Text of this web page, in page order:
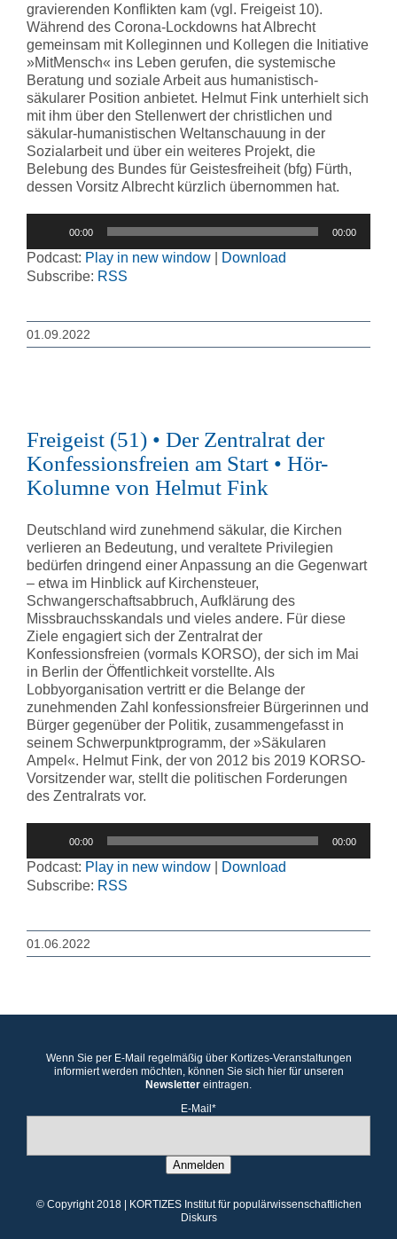
gravierenden Konflikten kam (vgl. Freigeist 10).
Während des Corona-Lockdowns hat Albrecht
gemeinsam mit Kolleginnen und Kollegen die Initiative
»MitMensch« ins Leben gerufen, die systemische
Beratung und soziale Arbeit aus humanistisch-
säkularer Position anbietet. Helmut Fink unterhielt sich
mit ihm über den Stellenwert der christlichen und
säkular-humanistischen Weltanschauung in der
Sozialarbeit und über ein weiteres Projekt, die
Belebung des Bundes für Geistesfreiheit (bfg) Fürth,
dessen Vorsitz Albrecht kürzlich übernommen hat.
00:00 00:00
Podcast: Play in new window
Download
Subscribe: RSS
01.09.2022
Freigeist (51) • Der Zentralrat der
Konfessionsfreien am Start • Hör-
Kolumne von Helmut Fink
Deutschland wird zunehmend säkular, die Kirchen
verlieren an Bedeutung, und veraltete Privilegien
bedürfen dringend einer Anpassung an die Gegenwart
– etwa im Hinblick auf Kirchensteuer,
Schwangerschaftsabbruch, Aufklärung des
Missbrauchsskandals und vieles andere. Für diese
Ziele engagiert sich der Zentralrat der
Konfessionsfreien (vormals KORSO), der sich im Mai
in Berlin der Öffentlichkeit vorstellte. Als
Lobbyorganisation vertritt er die Belange der
zunehmenden Zahl konfessionsfreier Bürgerinnen und
Bürger gegenüber der Politik, zusammengefasst in
seinem Schwerpunktprogramm, der »Säkularen
Ampel«. Helmut Fink, der von 2012 bis 2019 KORSO-
Vorsitzender war, stellt die politischen Forderungen
des Zentralrats vor.
00:00 00:00
Podcast: Play in new window
Download
Subscribe: RSS
01.06.2022
Wenn Sie per E-Mail regelmäßig über Kortizes-Veranstaltungen
informiert werden möchten, können Sie sich hier für unseren
Newsletter eintragen.
E-Mail*
Anmelden
© Copyright 2018 | KORTIZES Institut für populärwissenschaftlichen
Diskurs